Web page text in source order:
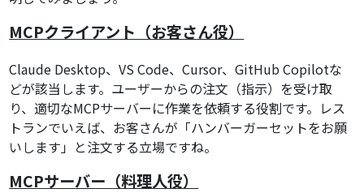
MCPクライアント（お客さん役）
Claude Desktop、VS Code、Cursor、GitHub Copilotな
どが該当します。ユーザーからの注文（指示）を受け取
り、適切なMCPサーバーに作業を依頼する役割です。レス
トランでいえば、お客さんが「ハンバーガーセットをお願
いします」と注文する立場ですね。
MCPサーバー（料理人役）